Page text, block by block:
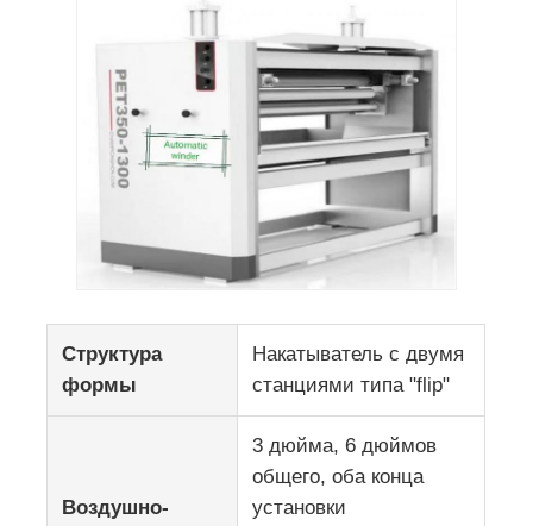
Структура
формы
Накатыватель с двумя
станциями типа "flip"
Воздушно-
3 дюйма, 6 дюймов
общего, оба конца
установки